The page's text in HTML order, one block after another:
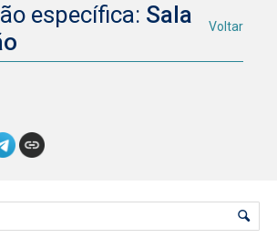
específica: Sala
Voltar
ordenação e visualização